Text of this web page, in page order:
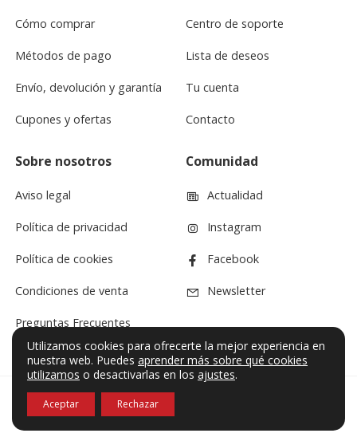
Cómo comprar
Métodos de pago
Envío, devolución y garantía
Cupones y ofertas
Centro de soporte
Lista de deseos
Tu cuenta
Contacto
Sobre nosotros
Aviso legal
Política de privacidad
Política de cookies
Condiciones de venta
Preguntas Frecuentes
Comunidad
Actualidad
Instagram
Facebook
Newsletter
© VF Sound 2026. Todos los derechos reservados.
Utilizamos cookies para ofrecerte la mejor experiencia en
nuestra web. Puedes aprender más sobre qué cookies
utilizamos o desactivarlas en los ajustes.
Aceptar Rechazar